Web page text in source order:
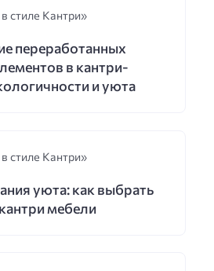
стиле Кантри»
переработанных
в кантри-
и уюта
стиле Кантри»
уюта: как выбрать
мебели